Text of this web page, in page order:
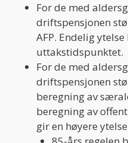
For de med
driftspensjonen
AFP. Endelig
uttakstidspunktet.
For de med
driftspensjonen
beregning av
beregning av
gir en høyere